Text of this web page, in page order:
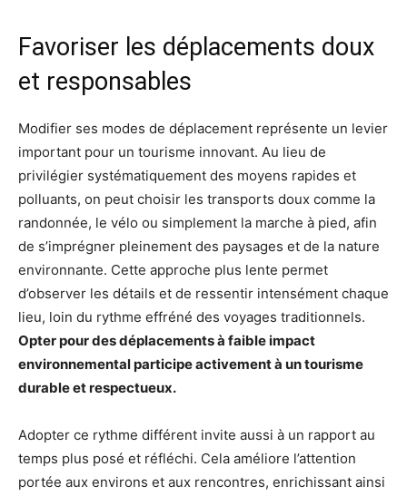
Favoriser les déplacements doux
et responsables
Modifier ses modes de déplacement représente un levier
important pour un tourisme innovant. Au lieu de
privilégier systématiquement des moyens rapides et
polluants, on peut choisir les transports doux comme la
randonnée, le vélo ou simplement la marche à pied, afin
de s’imprégner pleinement des paysages et de la nature
environnante. Cette approche plus lente permet
d’observer les détails et de ressentir intensément chaque
lieu, loin du rythme effréné des voyages traditionnels.
Opter pour des déplacements à faible impact
environnemental participe activement à un tourisme
durable et respectueux.
Adopter ce rythme différent invite aussi à un rapport au
temps plus posé et réfléchi. Cela améliore l’attention
portée aux environs et aux rencontres, enrichissant ainsi